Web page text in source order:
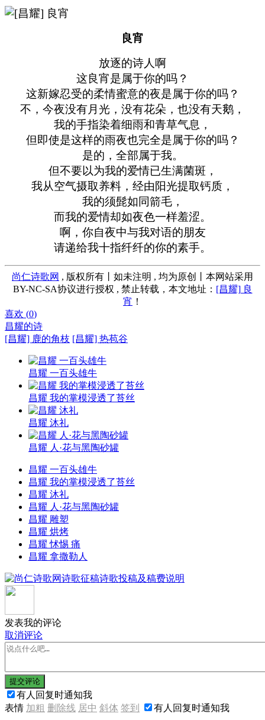
良宵
放逐的诗人啊
这良宵是属于你的吗？
这新嫁忍受的柔情蜜意的夜是属于你的吗？
不，今夜没有月光，没有花朵，也没有天鹅，
我的手指染着细雨和青草气息，
但即使是这样的雨夜也完全是属于你的吗？
是的，全部属于我。
但不要以为我的爱情已生满菌斑，
我从空气摄取养料，经由阳光提取钙质，
我的须髭如同箭毛，
而我的爱情却如夜色一样羞涩。
啊，你自夜中与我对语的朋友
请递给我十指纤纤的你的素手。
尚仁诗歌网 , 版权所有丨如未注明 , 均为原创丨本网站采用
BY-NC-SA协议进行授权 , 禁止转载，本文地址： [昌耀] 良
宵 ！
喜欢 (0)
昌耀的诗
[昌耀] 鹿的角枝 [昌耀] 热苞谷
昌耀 一百头雄牛
昌耀 我的掌模浸透了苔丝
昌耀 沐礼
昌耀 人·花与黑陶砂罐
昌耀 一百头雄牛
昌耀 我的掌模浸透了苔丝
昌耀 沐礼
昌耀 人·花与黑陶砂罐
昌耀 雕塑
昌耀 烘烤
昌耀 怵惕 痛
昌耀 拿撒勒人
发表我的评论
取消评论
提交评论
有人回复时通知我
表情 加粗 删除线 居中 斜体 签到 有人回复时通知我